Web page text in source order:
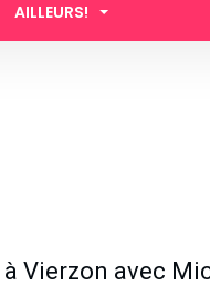
AILLEURS!
Vierzon avec